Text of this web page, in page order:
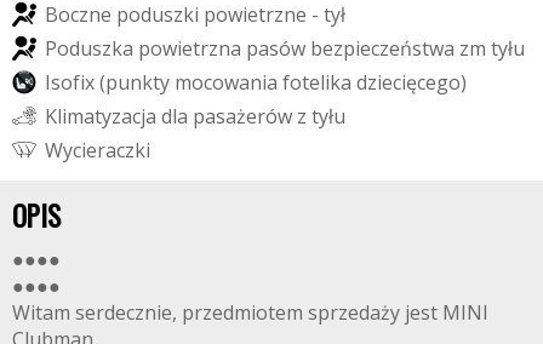
Boczne poduszki powietrzne - tył
Poduszka powietrzna pasów bezpieczeństwa zm tyłu
Isofix(punkty mocowania fotelika dziecięcego)
Klimatyzacja dla pasażerów z tyłu
Wycieraczki
OPIS
●●●●
●●●●
Witam serdecznie, przedmiotem sprzedaży jest MINI